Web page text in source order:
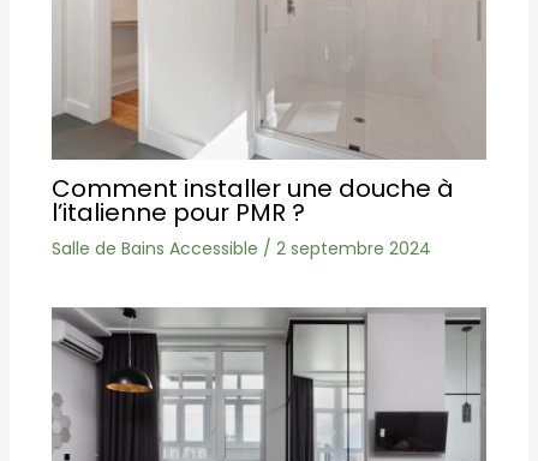
Comment installer une douche à
l’italienne pour PMR ?
Salle de Bains Accessible / 2 septembre 2024